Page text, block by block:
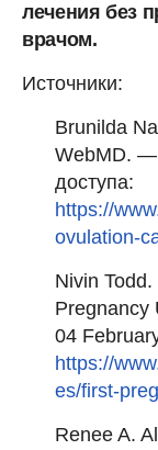
лечения без
врачом.
Источники:
Brunilda
WebMD.
доступа:
https://
ovulation-
Nivin
04
https://
es/first-
Renee A.